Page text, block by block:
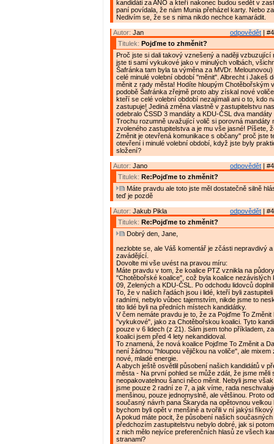
kandidáti za ANO a kteří nakonec budou sedět v
paní povídala, že nám Munia přeházel karty. Nebo
Nedivím se, že se s nima nikdo nechce kamarádit.
odpovědět |
Autor: Jan
Titulek: Pojďme to zhměnit?
Proč jste si dali takový vznešený a naději vzbuzující
jste ti samí vykukové jako v minulých volbách,
Šafránka tam byla ta výměna za MVDr.
celé minulé volební období "měnit". Albrecht i Jakeš
měnit z rady města! Hodíte hloupým Chotěbořským
podobě Šafránka zřejmě proto aby získal nové
kteří se celé volební období nezajímali ani o to, kdo
zastupuje! Jediná změna vlastně v zastupitelstvu
odebralo ČSSD 3 mandáty a KDU-ČSL dva mandáty
Trochu rozumně uvažující volič si porovná mandáty
zvoleného zastupitelstva a je mu vše jasné! Píšete,
Změnit je otevřená komunikace s občany" proč jste
otevření i minulé volební období, když jste byly
složení?
odpovědět |
Autor: Jano
Titulek: Re:Pojďme to zhměnit?
Máte pravdu ale toto jste měl dostatečně silně
teď je pozdě
odpovědět |
Autor: Jakub Pikla
Titulek: Re:Pojďme to zhměnit?
Dobrý den, Jane,
nezlobte se, ale Váš komentář je zčásti nepravdivý
zavádějící.
Dovolte mi vše uvést na pravou míru:
Máte pravdu v tom, že koalice PTZ vznikla na
"Chotěbořské koalice", což byla koalice nezávislých
09, Zelených a KDU-ČSL. Po odchodu lidovců
To, že v našich řadách jsou i lidé, kteří byli
radními, nebylo vůbec tajemstvím, nikde jsme to
tito lidé byli na předních místech kandidátky.
V čem nemáte pravdu je to, že za Pojďme To Změnit
"vykukové", jako za Chotěbořskou koalici. Tyto
pouze v 6 lidech (z 21). Sám jsem toho příkladem,
koalici jsem před 4 lety nekandidoval.
To znamená, že nová koalice Pojďme To Změnit a
není žádnou "hloupou vějičkou na voliče", ale mixem
nové, mladé energie.
A abych ještě osvětlil působení našich kandidátů v
města - Na první pohled se může zdát, že jsme měli
neopakovatelnou šanci něco měnit. Nebyli jsme
jsme pouze 2 radní ze 7, a jak víme, rada
menšinou, pouze jednomyslně, ale většinou. Proto
současný návrh pana Škaryda na opětovnou velkou
bychom byli opět v menšině a tvořili v ní jakýsi
A pokud máte pocit, že působení našich
předchozím zastupitelstvu nebylo dobré, jak si
z nich mělo nejvíce preferenčních hlasů ze všech
stranami?